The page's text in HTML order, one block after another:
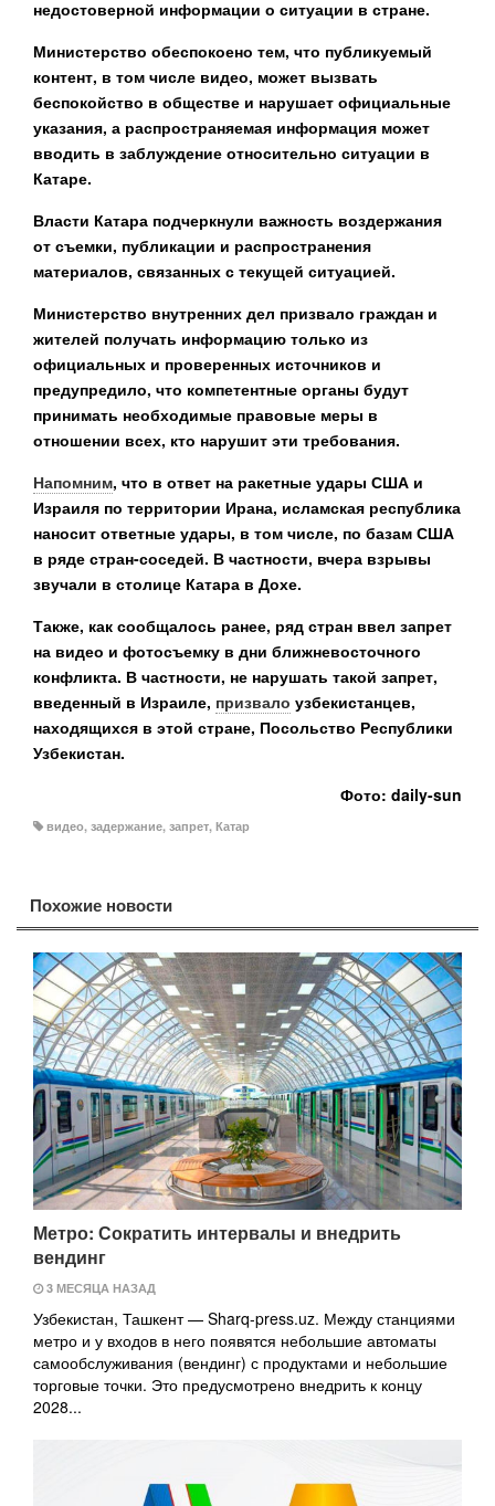
недостоверной информации о ситуации в стране.
Министерство обеспокоено тем, что публикуемый
контент, в том числе видео, может вызвать
беспокойство в обществе и нарушает официальные
указания, а распространяемая информация может
вводить в заблуждение относительно ситуации в
Катаре.
Власти Катара подчеркнули важность воздержания
от съемки, публикации и распространения
материалов, связанных с текущей ситуацией.
Министерство внутренних дел призвало граждан и
жителей получать информацию только из
официальных и проверенных источников и
предупредило, что компетентные органы будут
принимать необходимые правовые меры в
отношении всех, кто нарушит эти требования.
Напомним, что в ответ на ракетные удары США и
Израиля по территории Ирана, исламская республика
наносит ответные удары, в том числе, по базам США
в ряде стран-соседей. В частности, вчера взрывы
звучали в столице Катара в Дохе.
Также, как сообщалось ранее, ряд стран ввел запрет
на видео и фотосъемку в дни ближневосточного
конфликта. В частности, не нарушать такой запрет,
введенный в Израиле, призвало узбекистанцев,
находящихся в этой стране, Посольство Республики
Узбекистан.
Фото: daily-sun
видео, задержание, запрет, Катар
Похожие новости
Метро: Сократить интервалы и внедрить
вендинг
3 МЕСЯЦА НАЗАД
Узбекистан, Ташкент — Sharq-press.uz. Между станциями
метро и у входов в него появятся небольшие автоматы
самообслуживания (вендинг) с продуктами и небольшие
торговые точки. Это предусмотрено внедрить к концу
2028...